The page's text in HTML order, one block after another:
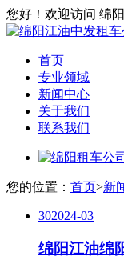
您好！欢迎访问 绵
首页
专业领域
新闻中心
关于我们
联系我们
您的位置： 首页>新
302024-03
绵阳江油绵